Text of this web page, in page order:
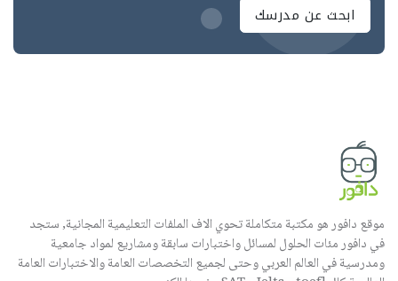
ابحث عن مدرسك
موقع دافور هو مكتبة متكاملة تحوي الاف الملفات التعليمية المجانية, ستجد
في دافور مئات الحلول لمسائل واختبارات سابقة ومشاريع لمواد جامعية
ومدرسية في العالم العربي وحتى لجميع التخصصات العامة والاختبارات العامة